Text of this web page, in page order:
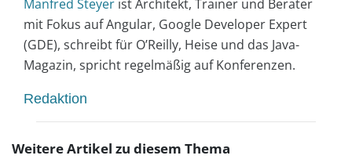
Manfred Steyer ist Architekt, Trainer und Berater
mit Fokus auf Angular, Google Developer Expert
(GDE), schreibt für O’Reilly, Heise und das Java-
Magazin, spricht regelmäßig auf Konferenzen.
Redaktion
Weitere Artikel zu diesem Thema